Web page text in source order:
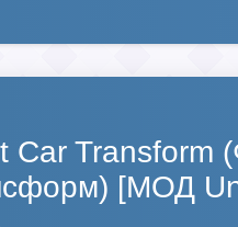
Car Transform
[МОД